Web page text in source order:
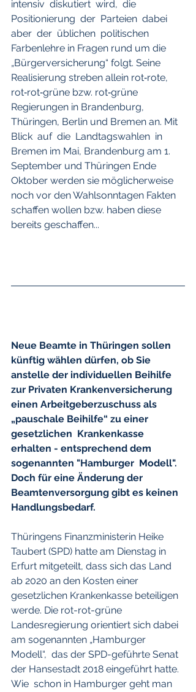
intensiv  diskutiert  wird,  die
Positionierung  der  Parteien  dabei
aber  der  üblichen  politischen
Farbenlehre in Fragen rund um die
„Bürgerversicherung“ folgt. Seine
Realisierung streben allein rot‐rote,
rot‐rot‐grüne bzw. rot‐grüne
Regierungen in Brandenburg,
Thüringen, Berlin und Bremen an. Mit
Blick  auf  die  Landtagswahlen  in
Bremen im Mai, Brandenburg am 1.
September und Thüringen Ende
Oktober werden sie möglicherweise
noch vor den Wahlsonntagen Fakten
schaffen wollen bzw. haben diese
bereits geschaffen...
Neue Beamte in Thüringen sollen
künftig wählen dürfen, ob Sie
anstelle der individuellen Beihilfe
zur Privaten Krankenversicherung
einen Arbeitgeberzuschuss als
„pauschale Beihilfe“ zu einer
gesetzlichen  Krankenkasse
erhalten - entsprechend dem
sogenannten "Hamburger  Modell".
Doch für eine Änderung der
Beamtenversorgung gibt es keinen
Handlungsbedarf.
Thüringens Finanzministerin Heike
Taubert (SPD) hatte am Dienstag in
Erfurt mitgeteilt, dass sich das Land
ab 2020 an den Kosten einer
gesetzlichen Krankenkasse beteiligen
werde. Die rot-rot-grüne
Landesregierung orientiert sich dabei
am sogenannten „Hamburger
Modell“,  das der SPD-geführte Senat
der Hansestadt 2018 eingeführt hatte.
Wie  schon in Hamburger geht man